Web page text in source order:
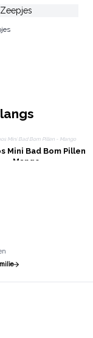
Mini Bad Bom Pillen
- Mango